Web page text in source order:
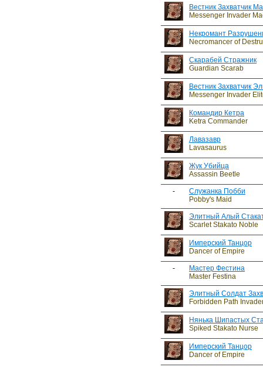
Вестник Захватчик
Messenger Invader
Некромант
Necromancer of
Скарабей Стражник
Guardian Scarab
Вестник Захватчик
Messenger Invader
Командир Кетра
Ketra Commander
Лавазавр
Lavasaurus
Жук Убийца
Assassin Beetle
-
Служанка Побби
Pobby's Maid
Элитный Алый
Scarlet Stakato Noble
Имперский Танцор
Dancer of Empire
-
Мастер Фестина
Master Festina
Элитный Солдат
Forbidden Path
Нянька Шипастых
Spiked Stakato Nurse
Имперский Танцор
Dancer of Empire